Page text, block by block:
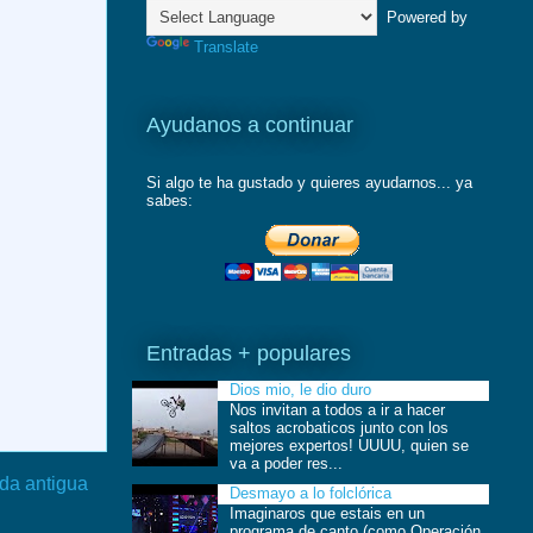
antigua
Powered by
Translate
Ayudanos a continuar
Si algo te ha gustado y quieres ayudarnos... ya
sabes:
Entradas + populares
Dios mio, le dio duro
Nos invitan a todos a ir a hacer
saltos acrobaticos junto con los
mejores expertos! UUUU, quien se
va a poder res...
Desmayo a lo folclórica
Imaginaros que estais en un